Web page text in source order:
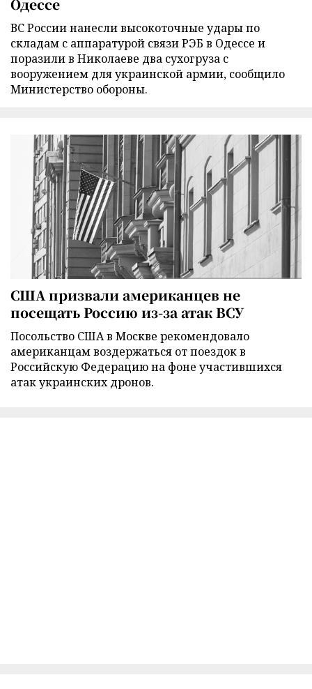
ВС России нанесли высокоточные удары по
складам с аппаратурой связи РЭБ в Одессе и
поразили в Николаеве два сухогруза с
вооружением для украинской армии, сообщило
Министерство обороны.
США призвали американцев не
посещать Россию из-за атак ВСУ
Посольство США в Москве рекомендовало
американцам воздержаться от поездок в
Российскую Федерацию на фоне участившихся
атак украинских дронов.